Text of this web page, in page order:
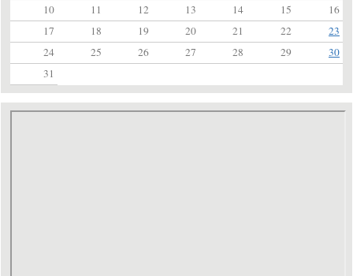
10
11 12 13 14 15
16
17
18 19 20 21 22
23
24
25 26 27 28 29
30
31